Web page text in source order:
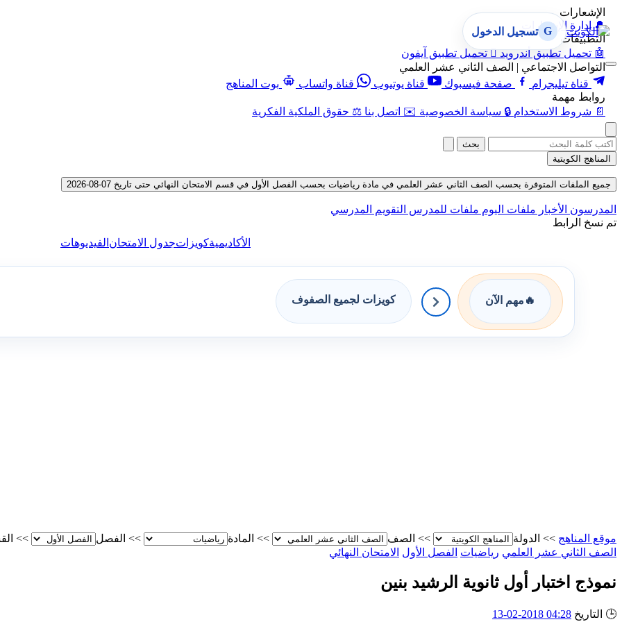
الإشعارات
🔔 إدارة الإشعارات
التطبيقات
🤖 تحميل تطبيق أندرويد  تحميل تطبيق آيفون
التواصل الاجتماعي | الصف الثاني عشر العلمي
قناة تيليجرام
صفحة فيسبوك قناة يوتيوب قناة واتساب
بوت المناهج
روابط مهمة
📄 شروط الاستخدام 🔒 سياسة الخصوصية ✉️ اتصل بنا ⚖️ حقوق الملكية الفكرية
G تسجيل الدخول
بحث
المناهج الكويتية
جميع الملفات المتوفرة بحسب الصف الثاني عشر العلمي في مادة رياضيات بحسب الفصل الأول في قسم الامتحان النهائي حتى تاريخ 07-08-2026
المدرسون الأخبار ملفات اليوم ملفات للمدرس التقويم المدرسي
تم نسخ الرابط
الأكاديميةكويزاتجدول الامتحان الفيديوهات
🔥 مهم الآن كويزات لجميع الصفوف
موقع المناهج >> الدولة >> الصف >> المادة >> الفصل >>
الصف الثاني عشر العلمي رياضيات الفصل الأول الامتحان النهائي
نموذج اختبار أول ثانوية الرشيد بنين
🕒 التاريخ 04:28 2018-02-13